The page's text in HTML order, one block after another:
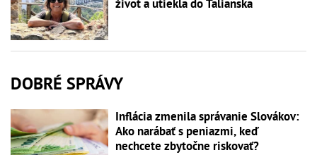
život a utiekla do Talianska
DOBRÉ SPRÁVY
Inflácia zmenila správanie Slovákov:
Ako narábať s peniazmi, keď
nechcete zbytočne riskovať?